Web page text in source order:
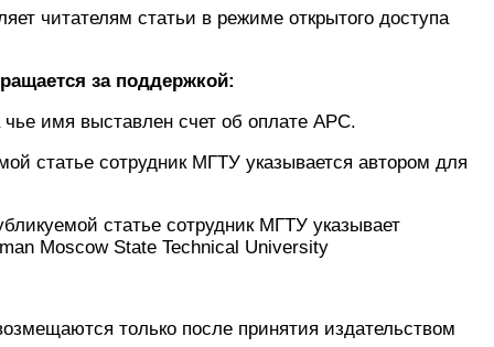
читателям статьи в режиме открытого доступа
за поддержкой:
имя выставлен счет об оплате APC.
статье сотрудник МГТУ указывается автором для
статье сотрудник МГТУ указывает
Moscow State Technical University
только после принятия издательством